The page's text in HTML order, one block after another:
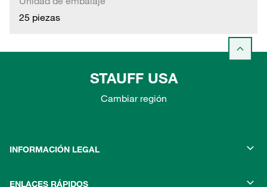
25 piezas
STAUFF USA
Cambiar región
INFORMACIÓN LEGAL
ENLACES RÁPIDOS